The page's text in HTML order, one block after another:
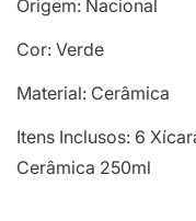
Origem: Nacional
Cor: Verde
Material: Cerâmica
Itens Inclusos: 6
Cerâmica 250ml